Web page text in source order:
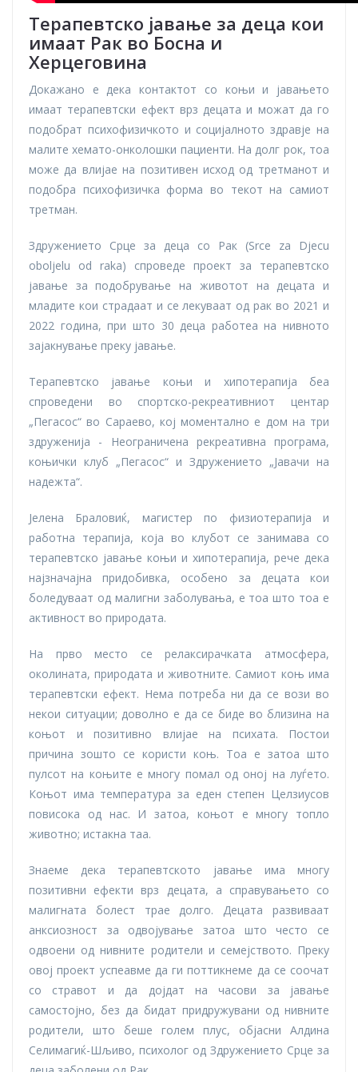
Терапевтско јавање за деца кои
имаат Рак во Босна и
Херцеговина
Докажано е дека контактот со коњи и јавањето
имаат терапевтски ефект врз децата и можат да го
подобрат психофизичкото и социјалното здравје на
малите хемато-онколошки пациенти. На долг рок, тоа
може да влијае на позитивен исход од третманот и
подобра психофизичка форма во текот на самиот
третман.
Здружението Срце за деца со Рак (Srce za Djecu
oboljelu od raka) спроведе проект за терапевтско
јавање за подобрување на животот на децата и
младите кои страдаат и се лекуваат од рак во 2021 и
2022 година, при што 30 деца работеа на нивното
зајакнување преку јавање.
Терапевтско јавање коњи и хипотерапија беа
спроведени во спортско-рекреативниот центар
„Пегасос“ во Сараево, кој моментално е дом на три
здруженија - Неограничена рекреативна програма,
коњички клуб „Пегасос“ и Здружението „Јавачи на
надежта“.
Јелена Браловиќ, магистер по физиотерапија и
работна терапија, која во клубот се занимава со
терапевтско јавање коњи и хипотерапија, рече дека
најзначајна придобивка, особено за децата кои
боледуваат од малигни заболувања, е тоа што тоа е
активност во природата.
На прво место се релаксирачката атмосфера,
околината, природата и животните. Самиот коњ има
терапевтски ефект. Нема потреба ни да се вози во
некои ситуации; доволно е да се биде во близина на
коњот и позитивно влијае на психата. Постои
причина зошто се користи коњ. Тоа е затоа што
пулсот на коњите е многу помал од оној на луѓето.
Коњот има температура за еден степен Целзиусов
повисока од нас. И затоа, коњот е многу топло
животно; истакна таа.
Знаеме дека терапевтското јавање има многу
позитивни ефекти врз децата, а справувањето со
малигната болест трае долго. Децата развиваат
анксиозност за одвојување затоа што често се
одвоени од нивните родители и семејството. Преку
овој проект успеавме да ги поттикнеме да се соочат
со стравот и да дојдат на часови за јавање
самостојно, без да бидат придружувани од нивните
родители, што беше голем плус, објасни Алдина
Селимагиќ-Шљиво, психолог од Здружението Срце за